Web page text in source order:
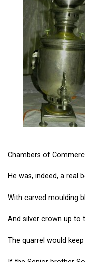
Chambers of
He was, indeed, a real
With carved moulding
And silver crown up to
The quarrel would